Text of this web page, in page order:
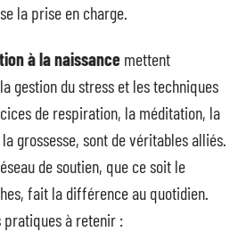
la prise en charge.
à la naissance mettent
gestion du stress et les techniques
de respiration, la méditation, la
grossesse, sont de véritables alliés.
de soutien, que ce soit le
fait la différence au quotidien.
à retenir :